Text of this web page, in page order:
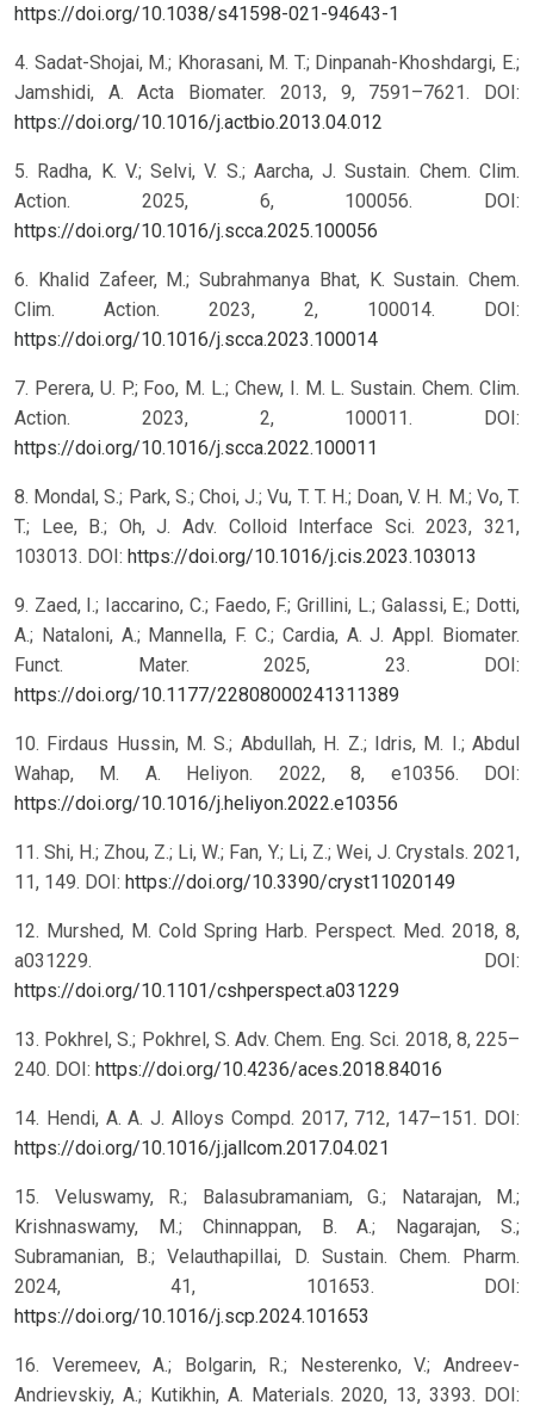
https://doi.org/10.1038/s41598-021-94643-1
4. Sadat-Shojai, M.; Khorasani, M. T.; Dinpanah-Khoshdargi, E.;
Jamshidi, A. Acta Biomater. 2013, 9, 7591–7621. DOI:
https://doi.org/10.1016/j.actbio.2013.04.012
5. Radha, K. V.; Selvi, V. S.; Aarcha, J. Sustain. Chem. Clim.
Action. 2025, 6, 100056. DOI:
https://doi.org/10.1016/j.scca.2025.100056
6. Khalid Zafeer, M.; Subrahmanya Bhat, K. Sustain. Chem.
Clim. Action. 2023, 2, 100014. DOI:
https://doi.org/10.1016/j.scca.2023.100014
7. Perera, U. P.; Foo, M. L.; Chew, I. M. L. Sustain. Chem. Clim.
Action. 2023, 2, 100011. DOI:
https://doi.org/10.1016/j.scca.2022.100011
8. Mondal, S.; Park, S.; Choi, J.; Vu, T. T. H.; Doan, V. H. M.; Vo, T.
T.; Lee, B.; Oh, J. Adv. Colloid Interface Sci. 2023, 321,
103013. DOI: https://doi.org/10.1016/j.cis.2023.103013
9. Zaed, I.; Iaccarino, C.; Faedo, F.; Grillini, L.; Galassi, E.; Dotti,
A.; Nataloni, A.; Mannella, F. C.; Cardia, A. J. Appl. Biomater.
Funct. Mater. 2025, 23. DOI:
https://doi.org/10.1177/22808000241311389
10. Firdaus Hussin, M. S.; Abdullah, H. Z.; Idris, M. I.; Abdul
Wahap, M. A. Heliyon. 2022, 8, e10356. DOI:
https://doi.org/10.1016/j.heliyon.2022.e10356
11. Shi, H.; Zhou, Z.; Li, W.; Fan, Y.; Li, Z.; Wei, J. Crystals. 2021,
11, 149. DOI: https://doi.org/10.3390/cryst11020149
12. Murshed, M. Cold Spring Harb. Perspect. Med. 2018, 8,
a031229. DOI:
https://doi.org/10.1101/cshperspect.a031229
13. Pokhrel, S.; Pokhrel, S. Adv. Chem. Eng. Sci. 2018, 8, 225–
240. DOI: https://doi.org/10.4236/aces.2018.84016
14. Hendi, A. A. J. Alloys Compd. 2017, 712, 147–151. DOI:
https://doi.org/10.1016/j.jallcom.2017.04.021
15. Veluswamy, R.; Balasubramaniam, G.; Natarajan, M.;
Krishnaswamy, M.; Chinnappan, B. A.; Nagarajan, S.;
Subramanian, B.; Velauthapillai, D. Sustain. Chem. Pharm.
2024, 41, 101653. DOI:
https://doi.org/10.1016/j.scp.2024.101653
16. Veremeev, A.; Bolgarin, R.; Nesterenko, V.; Andreev-
Andrievskiy, A.; Kutikhin, A. Materials. 2020, 13, 3393. DOI: